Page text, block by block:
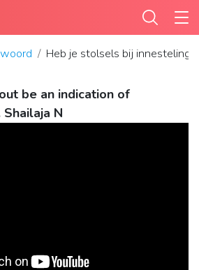
Heb je stolsels bij innesteling?
be an indication of
N